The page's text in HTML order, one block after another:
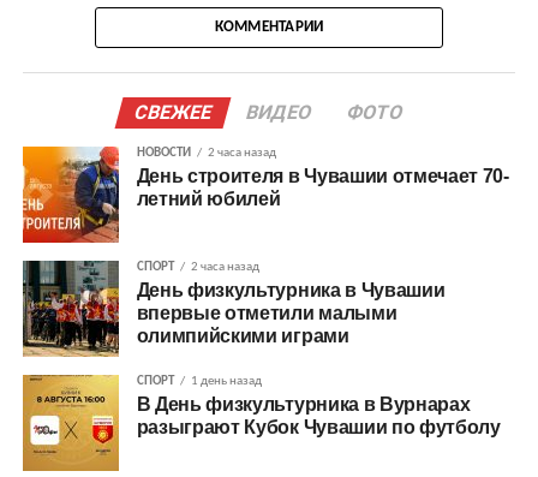
КОММЕНТАРИИ
СВЕЖЕЕ ВИДЕО ФОТО
НОВОСТИ 2 часа назад
День строителя в Чувашии отмечает 70-
летний юбилей
СПОРТ 2 часа назад
День физкультурника в Чувашии
впервые отметили малыми
олимпийскими играми
СПОРТ 1 день назад
В День физкультурника в Вурнарах
разыграют Кубок Чувашии по футболу